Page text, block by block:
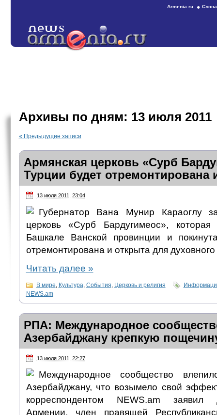
Armenia.ru
Архивы по дням: 13 июля 2011
« Предыдущие записи
Армянская церковь «Сурб
Турции будет отремонтирована
13 июля 2011, 23:04
Губернатор Вана Мунир Караоглу
церковь «Сурб Бардугимеос»,
Башкале Ванской провинции и
отремонтирована и открыта для
Читать далее »
В мире Культура События Церковь и религия
NEWS.am
РПА: Международное
Азербайджану крепкую
13 июля 2011, 22:27
Международное сообщество
Азербайджану, что возымело свой
корреспондентом NEWS.am заявил
Армении, член правящей